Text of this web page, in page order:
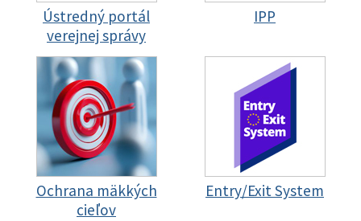
Ústredný portál
verejnej správy
IPP
Ochrana mäkkých
cieľov
Entry/Exit System